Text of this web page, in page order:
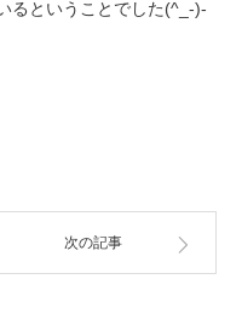
るということでした(^_-)-
次の記事